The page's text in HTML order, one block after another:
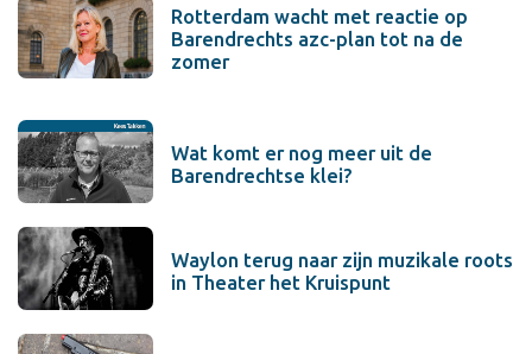
Rotterdam wacht met reactie op
Barendrechts azc-plan tot na de
zomer
Wat komt er nog meer uit de
Barendrechtse klei?
Waylon terug naar zijn muzikale roots
in Theater het Kruispunt